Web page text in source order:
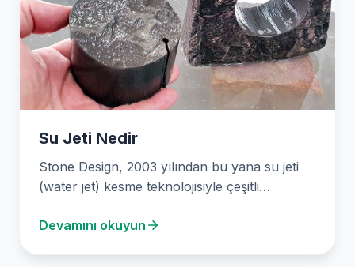
Su Jeti Nedir
Stone Design, 2003 yılından bu yana su jeti
(water jet) kesme teknolojisiyle çeşitli
Devamını okuyun